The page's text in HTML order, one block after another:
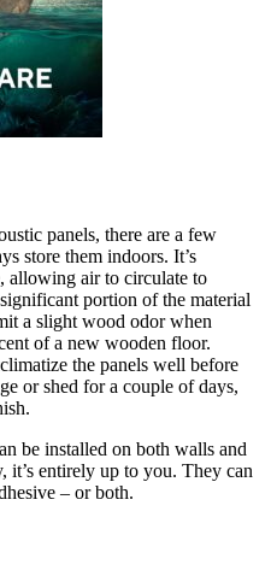
panels, there are a few
store them indoors. It’s
allowing air to circulate to
portion of the material
a slight wood odor when
of a new wooden floor.
the panels well before
or shed for a couple of days,
be installed on both walls and
entirely up to you. They can
– or both.